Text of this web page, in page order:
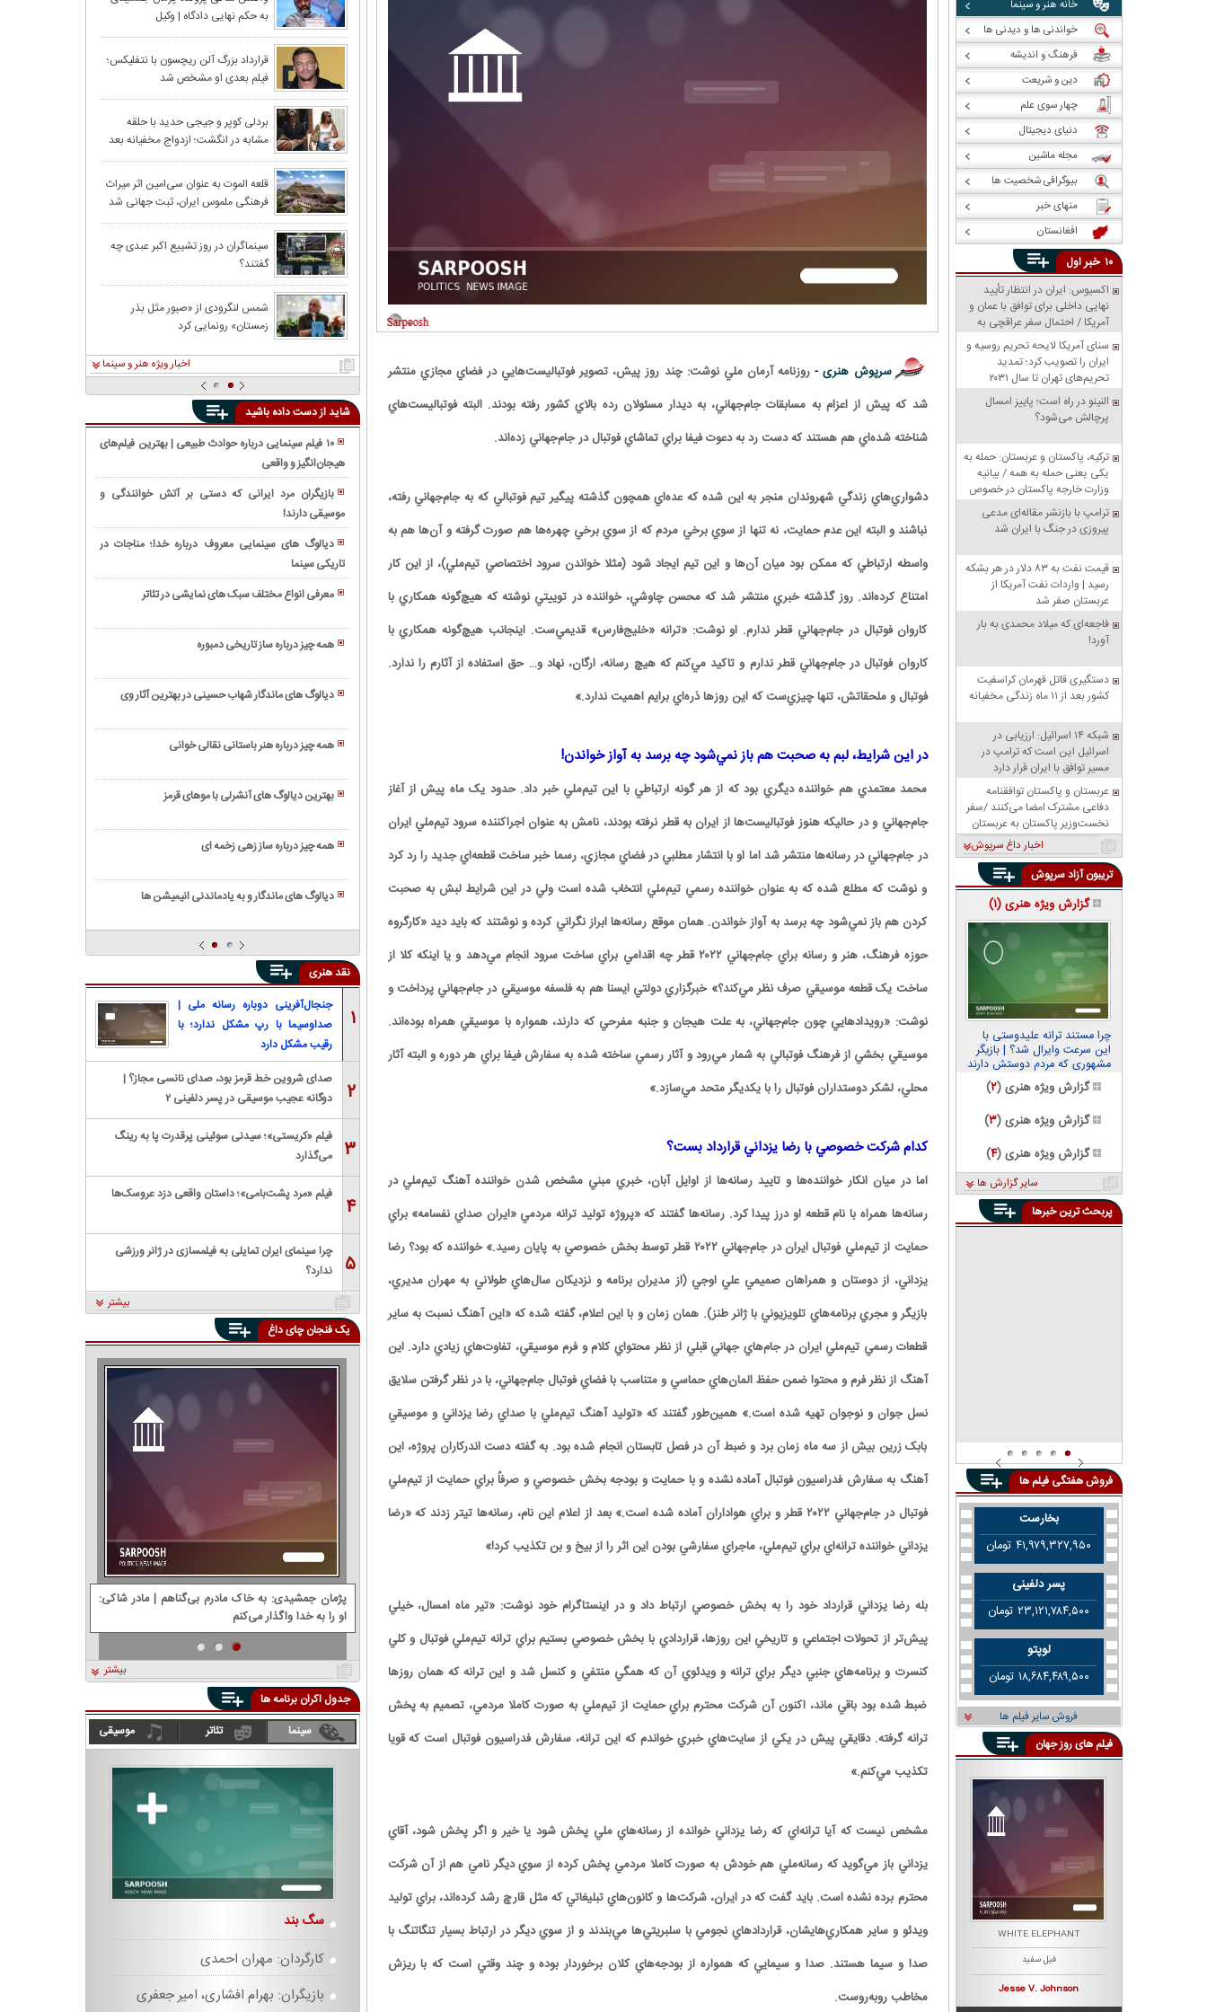
سرپوش هنری - روزنامه آرمان ملي نوشت: چند روز پيش، تصوير فوتباليست‌هايي در فضاي مجازي منتشر
شد که پيش از اعزام به مسابقات جام‌جهاني، به ديدار مسئولان رده بالاي کشور رفته بودند. البته فوتباليست‌هاي
شناخته شده‌اي هم هستند که دست رد به دعوت فيفا براي تماشاي فوتبال در جام‌جهاني زده‌اند.
دشواري‌هاي زندگي شهروندان منجر به اين شده که عده‌اي همچون گذشته پيگير تيم فوتبالي که به جام‌جهاني رفته،
نباشند و البته اين عدم حمايت، نه تنها از سوي برخي مردم که از سوي برخي چهره‌ها هم صورت گرفته و آن‌ها هم به
واسطه ارتباطي که ممکن بود ميان آن‌ها و اين تيم ايجاد شود (مثلا خواندن سرود اختصاصي تيم‌ملي)، از اين کار
امتناع کرده‌اند. روز گذشته خبري منتشر شد که محسن چاوشي، خواننده در توييتي نوشته که هيچ‌گونه همکاري‌ با
کاروان فوتبال در جام‌جهاني قطر ندارم. او نوشت: «ترانه‌ «خليج‌فارس» قديمي‌ست‌. اينجانب هيچ‌گونه همکاري‌ با
کاروان فوتبال در جام‌جهاني قطر ندارم و تاکيد مي‌کنم که هيچ رسانه‌، ارگان، نهاد و… حق استفاده از آثارم را ندارد.
فوتبال و ملحقاتش، تنها چيزي‌ست که اين روزها ذره‌اي برايم اهميت ندارد.»
در اين شرايط، لبم به صحبت هم باز نمي‌شود چه برسد به آواز خواندن!
محمد معتمدي هم خواننده‌ ديگري بود که از هر گونه ارتباطي با اين تيم‌ملي خبر داد. حدود يک ماه پيش از آغاز
جام‌جهاني و در حاليکه هنوز فوتباليست‌ها از ايران به قطر نرفته بودند، نامش به عنوان اجراکننده سرود تيم‌ملي ايران
در جام‌جهاني در رسانه‌ها منتشر شد اما او با انتشار مطلبي در فضاي مجازي، رسما خبر ساخت قطعه‌اي جديد را رد کرد
و نوشت که مطلع شده که به عنوان خواننده رسمي تيم‌ملي انتخاب شده است ولي در اين شرايط لبش به صحبت
کردن هم باز نمي‌شود چه برسد به آواز خواندن. همان موقع رسانه‌ها ابراز نگراني کرده و نوشتند که بايد ديد «کارگروه
حوزه فرهنگ، هنر و رسانه براي جام‌جهاني ۲۰۲۲ قطر چه اقدامي براي ساخت سرود انجام مي‌دهد و يا اينکه کلا از
ساخت يک قطعه موسيقي صرف نظر مي‌کند؟» خبرگزاري دولتي ايسنا هم به فلسفه موسيقي در جام‌جهاني پرداخت و
نوشت: «رويدادهايي چون جام‌جهاني، به علت هيجان و جنبه مفرحي که دارند، همواره با موسيقي همراه بوده‌اند.
موسيقي بخشي از فرهنگ فوتبالي به شمار مي‌رود و آثار رسمي ساخته شده به سفارش فيفا براي هر دوره و البته آثار
محلي، لشکر دوستداران فوتبال را با يکديگر متحد مي‌سازد.»
کدام شرکت خصوصي با رضا يزداني قرارداد بست؟
اما در ميان انکار خواننده‌ها و تاييد رسانه‌ها از اوايل آبان، خبري مبني مشخص شدن خواننده آهنگ تيم‌ملي در
رسانه‌ها همراه با نام قطعه او درز پيدا کرد. رسانه‌ها گفتند که «پروژه توليد ترانه مردمي «ايران صداي نفسامه» براي
حمايت از تيم‌ملي فوتبال ايران در جام‌جهاني ۲۰۲۲ قطر توسط بخش خصوصي به پايان رسيد.» خواننده که بود؟ رضا
يزداني، از دوستان و همراهان صميمي علي اوجي (از مديران برنامه و نزديکان سال‌هاي طولاني به مهران مديري،
بازيگر و مجري برنامه‌هاي تلويزيوني با ژانر طنز). همان زمان و با اين اعلام، گفته شده که «اين آهنگ نسبت به ساير
قطعات رسمي تيم‌ملي ايران در جام‌هاي جهاني قبلي از نظر محتواي کلام و فرم موسيقي، تفاوت‌هاي زيادي دارد. اين
آهنگ از نظر فرم و محتوا ضمن حفظ المان‌هاي حماسي و متناسب با فضاي فوتبال جام‌جهاني، با در نظر گرفتن سلايق
نسل جوان و نوجوان تهيه شده است.» همين‌طور گفتند که «توليد آهنگ تيم‌ملي با صداي رضا يزداني و موسيقي
بابک زرين بيش از سه ماه زمان برد و ضبط آن در فصل تابستان انجام شده بود. به گفته دست اندرکاران پروژه، اين
آهنگ به سفارش فدراسيون فوتبال آماده نشده و با حمايت و بودجه بخش خصوصي و صرفاً براي حمايت از تيم‌ملي
فوتبال در جام‌جهاني ۲۰۲۲ قطر و براي هواداران آماده شده است.» بعد از اعلام اين نام، رسانه‌ها تيتر زدند که «رضا
يزداني خواننده ترانه‌اي براي تيم‌ملي، ماجراي سفارشي بودن اين اثر را از بيخ و بن تکذيب کرد!»
بله رضا يزداني قرارداد خود را به بخش خصوصي ارتباط داد و در اينستاگرام خود نوشت: «تير ماه امسال، خيلي
پيش‌تر از تحولات اجتماعي و تاريخي اين روزها، قراردادي با بخش خصوصي بستيم براي ترانه تيم‌ملي فوتبال و کلي
کنسرت و برنامه‌هاي جنبي ديگر براي ترانه و ويدئوي آن که همگي منتفي و کنسل شد و اين ترانه که همان روزها
ضبط شده بود باقي ماند، اکنون آن شرکت محترم براي حمايت از تيم‌ملي به صورت کاملا مردمي، تصميم به پخش
ترانه گرفته. دقايقي پيش در يکي از سايت‌هاي خبري خواندم که اين ترانه، سفارش فدراسيون فوتبال است که قويا
تکذيب مي‌کنم.»
مشخص نيست که آيا ترانه‌اي که رضا يزداني خوانده از رسانه‌هاي ملي پخش شود يا خير و اگر پخش شود، آقاي
يزداني باز مي‌گويد که رسانه‌ملي هم خودش به صورت کاملا مردمي پخش کرده از سوي ديگر نامي هم از آن شرکت
محترم برده نشده است. بايد گفت که در ايران، شرکت‌ها و کانون‌هاي تبليغاتي که مثل قارچ رشد کرده‌اند، براي توليد
ويدئو و ساير همکاري‌هايشان، قراردادهاي نجومي با سلبريتي‌ها مي‌بندند و از سوي ديگر در ارتباط بسيار تنگاتنگ با
صدا و سيما هستند. صدا و سيمايي که همواره از بودجه‌هاي کلان برخوردار بوده و چند وقتي است که با ريزش
مخاطب روبه‌روست.
به حکم نهایی دادگاه | وکیل
جمشیدی:تلاش شاکی برای ادامه
حواشی، مصداق بلاگری است
قرارداد بزرگ آلن ریچسون با نتفلیکس؛
فیلم بعدی او مشخص شد
بردلی کوپر و جیجی حدید با حلقه‌
مشابه در انگشت؛ ازدواج مخفیانه بعد
از ۳ سال نامزدی
قلعه الموت به عنوان سی‌امین اثر میراث‌
فرهنگی ملموس ایران، ثبت جهانی شد
سینماگران در روز تشییع اکبر عبدی چه
گفتند؟
شمس لنگرودی از «صبور مثل بذر
زمستان» رونمایی کرد
اخبار ویژه هنر و سینما
شاید از دست داده باشید
۱۰ فیلم سینمایی درباره حوادث طبیعی | بهترین فیلم‌های
هیجان‌انگیز و واقعی
بازیگران مرد ایرانی که دستی بر آتش خوانندگی و
موسیقی دارند!
دیالوگ های سینمایی معروف درباره خدا؛ مناجات در
تاریکی سینما
معرفی انواع مختلف سبک های نمایشی در تئاتر
همه چیز درباره ساز تاریخی دمبوره
دیالوگ های ماندگار شهاب حسینی در بهترین آثار وی
همه چیز درباره هنر باستانی نقالی خوانی
بهترین دیالوگ های آنشرلی با موهای قرمز
همه چیز درباره ساز زهی زخمه ای
دیالوگ های ماندگار و به یادماندنی انیمیشن ها
ایران
کاربرد
گرایی)
نقد هنری
۱
جنجال‌آفرینی دوباره رسانه ملی |
صداوسیما با رپ مشکل ندارد؛ با
رقیب مشکل دارد
۲
صدای شروین خط قرمز بود، صدای نانسی مجاز؟ |
دوگانه عجیب موسیقی در پسر دلفینی ۲
۳
فیلم «کریستی»؛ سیدنی سوئینی پرقدرت پا به رینگ
می‌گذارد
۴ فیلم «مرد پشت‌بامی»؛ داستان واقعی دزد عروسک‌ها
۵
چرا سینمای ایران تمایلی به فیلمسازی در ژانر ورزشی
ندارد؟
بیشتر
یک فنجان چای داغ
پژمان جمشیدی: ‌به خاک مادرم بی‌گناهم | مادر شاکی:
او را به خدا واگذار می‌کنم
بیشتر
جدول اکران برنامه ها
سینما
تئاتر موسیقی
سگ بند
کارگردان: مهران احمدی
بازیگران: بهرام افشاری، امیر جعفری
خانه هنر و سینما
خواندنی ها و دیدنی ها
فرهنگ و اندیشه
دین و شریعت
چهار سوی علم
دنیای دیجیتال
مجله ماشین
بیوگرافی شخصیت ها
منهای خبر
افغانستان
۱۰ خبراول
اکسیوس: ایران در انتظار تأیید
نهایی داخلی برای توافق با عمان و
آمریکا / احتمال سفر عراقچی به
پاکستان
سنای آمریکا لایحه تحریم روسیه و
ایران را تصویب کرد؛ تمدید
تحریم‌های تهران تا سال ۲۰۳۱
النینو در راه است؛ پاییز امسال
پرچالش می‌شود؟
ترکیه، پاکستان و عربستان: حمله به
یکی یعنی حمله به همه / بیانیه
وزارت خارجه پاکستان در خصوص
پیمان دفاعی مشترک مکه
ترامپ با بازنشر مقاله‌ای مدعی
پیروزی در جنگ با ایران شد
قیمت نفت به ۸۳ دلار در هر بشکه
رسید | واردات نفت آمریکا از
عربستان صفر شد
فاجعه‌ای که میلاد محمدی به بار
آورد!
دستگیری قاتل قهرمان کراسفیت
کشور بعد از ۱۱ ماه زندگی مخفیانه
شبکه ۱۴ اسرائیل: ارزیابی در
اسرائیل این است که ترامپ در
مسیر توافق با ایران قرار دارد
عربستان و پاکستان توافقنامه
دفاعی مشترک امضا می‌کنند /سفر
نخست‌وزیر پاکستان به عربستان
اخبار داغ سرپوش
تریبون آزاد سرپوش
گزارش ویژه هنری (۱)
چرا مستند ترانه علیدوستی با
این سرعت وایرال شد؟ | بازیگر
مشهوری که مردم دوستش دارند
گزارش ویژه هنری (۲)
از گلدن گلوب تا اسکار؛ روایت
جسورانه جعفر پناهی چگونه
گزارش ویژه هنری (۳)
گزارش ویژه هنری (۴)
سایر گزارش ها
پربحث ترین خبرها
فروش هفتگی فیلم ها
بخارست
۴۱,۹۷۹,۳۲۷,۹۵۰ تومان
پسر دلفینی
۲۳,۱۲۱,۷۸۴,۵۰۰ تومان
لوپتو
۱۸,۶۸۴,۴۸۹,۵۰۰ تومان
فروش سایر فیلم ها
فیلم های روز جهان
WHITE ELEPHANT
فیل سفید
Jesse V.‎ Johnson
THE BOB'S BURGERS MOVIE
برگری باب
Loren Bouchard
TOP GUN: MAVERICK
تاپ گان ماوریک
DOWNTON ABBEY: A NEW
ERA
دانتون ابی
THE NORTHMAN
مرد شمالی